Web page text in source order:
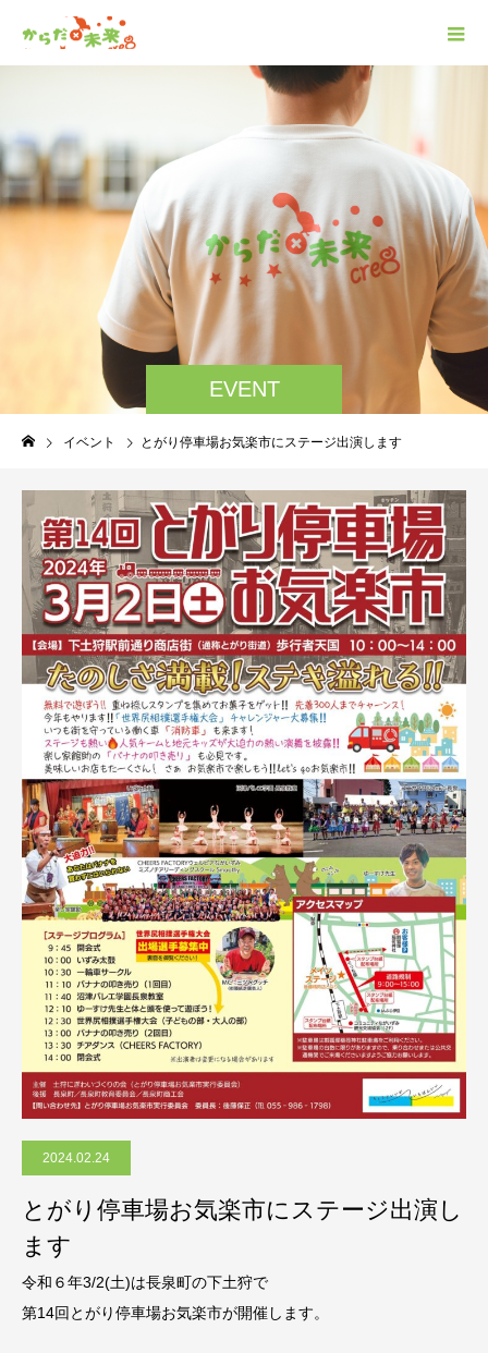
EVENT
イベント とがり停車場お気楽市にステージ出演します
2024.02.24
とがり停車場お気楽市にステージ出演し
ます
令和６年3/2(土)は長泉町の下土狩で
第14回とがり停車場お気楽市が開催します。